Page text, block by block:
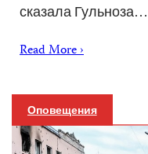
сказала Гульноза…
Read More ›
Оповещения